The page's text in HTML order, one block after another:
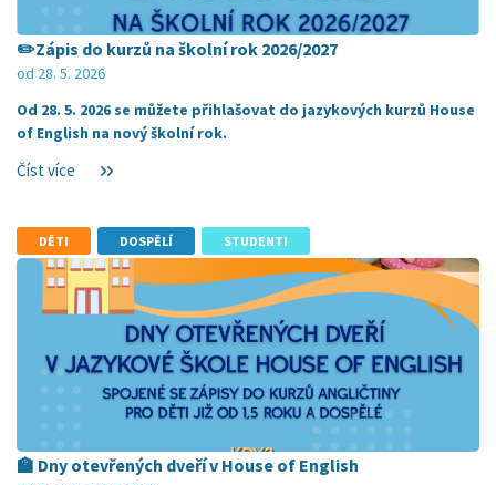
✏️Zápis do kurzů na školní rok 2026/2027
od 28. 5. 2026
Od 28. 5. 2026 se můžete přihlašovat do jazykových kurzů House
of English na nový školní rok.
Číst více
DĚTI DOSPĚLÍ STUDENTI
🏫 Dny otevřených dveří v House of English